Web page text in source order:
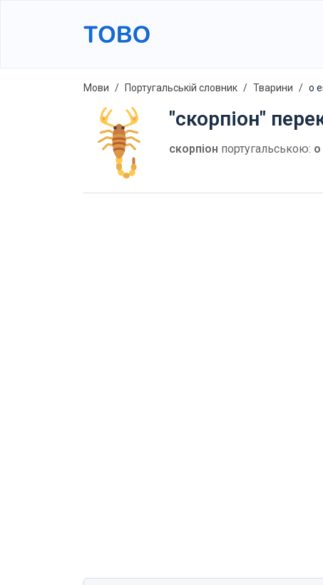
Мови Португальській словник Тварини o
"скорпіон"
скорпіон португальською: